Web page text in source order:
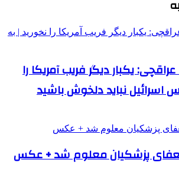
یکبار دیگر فریب آمریکا را
اسرائیل نباید دلخوش باشید
پزشکیان معلوم شد + عکس